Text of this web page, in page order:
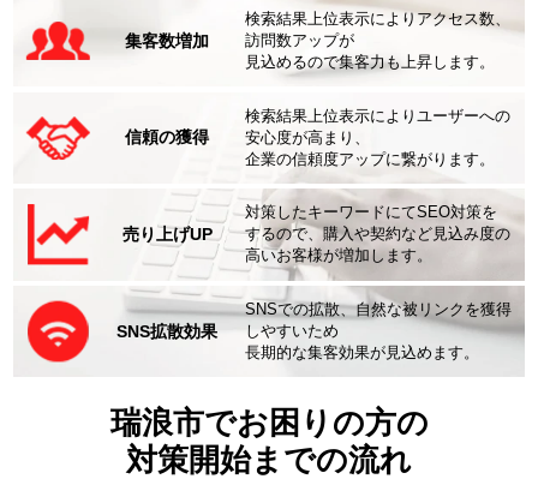
集客数増加
検索結果上位表示によりアクセス数、
訪問数アップが
見込めるので集客力も上昇します。
信頼の獲得
検索結果上位表示によりユーザーへの
安心度が高まり、
企業の信頼度アップに繋がります。
売り上げUP
対策したキーワードにてSEO対策を
するので、購入や契約など見込み度の
高いお客様が増加します。
SNS拡散効果
SNSでの拡散、自然な被リンクを獲得
しやすいため
長期的な集客効果が見込めます。
瑞浪市でお困りの方の
対策開始までの流れ